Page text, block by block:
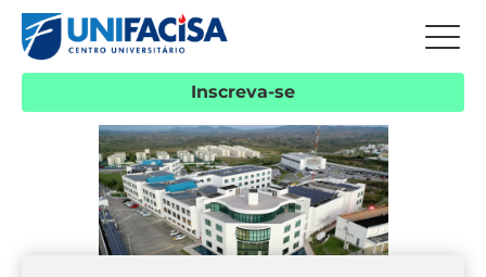
Inscreva-se